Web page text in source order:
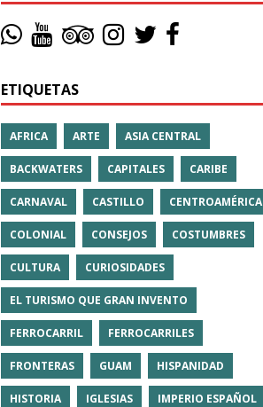
ETIQUETAS
AFRICA ARTE ASIA CENTRAL
BACKWATERS CAPITALES CARIBE
CARNAVAL CASTILLO CENTROAMÉRICA
COLONIAL CONSEJOS COSTUMBRES
CULTURA CURIOSIDADES
EL TURISMO QUE GRAN INVENTO
FERROCARRIL FERROCARRILES
FRONTERAS GUAM HISPANIDAD
HISTORIA IGLESIAS IMPERIO ESPAÑOL